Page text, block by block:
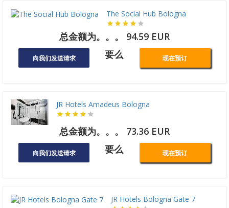
The Social Hub Bologna
总金额为。。。 94.59 EUR
向我们发送请求 要么 现在预订
JR Hotels Amadeus Bologna
总金额为。。。 73.36 EUR
向我们发送请求 要么 现在预订
JR Hotels Bologna Gate 7